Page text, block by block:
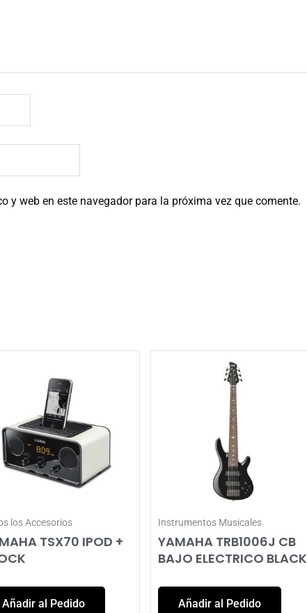
y web en este navegador para la próxima vez que comente.
los Accesorios
TSX70 IPOD +
Añadir al Pedido
Instrumentos Musicales
YAMAHA TRB1006J CB
BAJO ELECTRICO BLACK
Añadir al Pedido